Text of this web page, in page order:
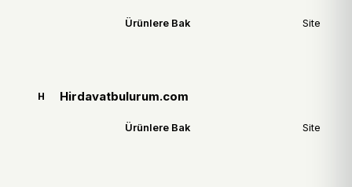
Ürünlere Bak Site
H Hirdavatbulurum.com
Ürünlere Bak Site